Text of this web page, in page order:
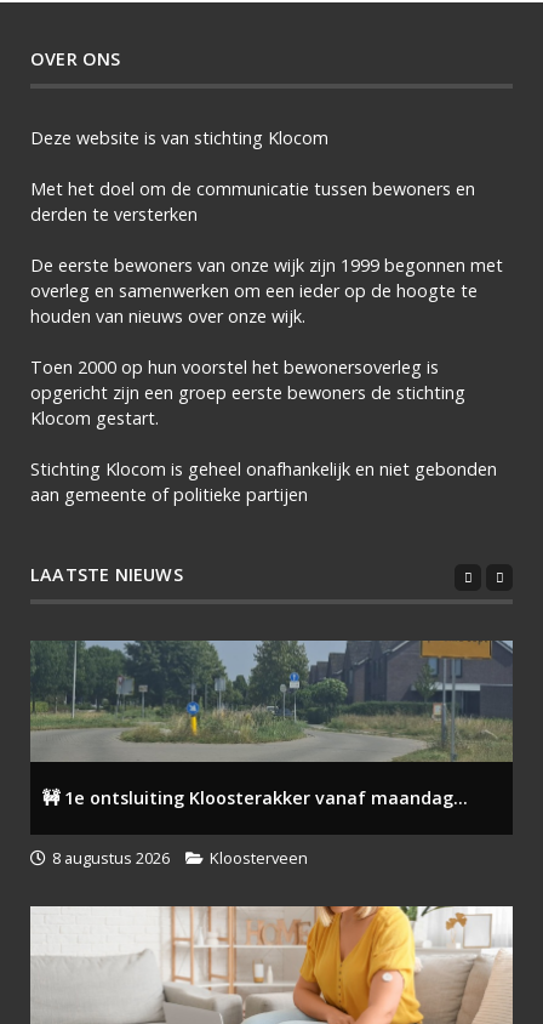
OVER ONS
Deze website is van stichting Klocom
Met het doel om de communicatie tussen bewoners en
derden te versterken
De eerste bewoners van onze wijk zijn 1999 begonnen met
overleg en samenwerken om een ieder op de hoogte te
houden van nieuws over onze wijk.
Toen 2000 op hun voorstel het bewonersoverleg is
opgericht zijn een groep eerste bewoners de stichting
Klocom gestart.
Stichting Klocom is geheel onafhankelijk en niet gebonden
aan gemeente of politieke partijen
LAATSTE NIEUWS
🚧 1e ontsluiting Kloosterakker vanaf maandag...
8 augustus 2026 Kloosterveen